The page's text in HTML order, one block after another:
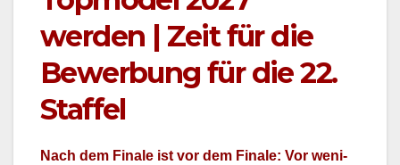
werden | Zeit für die
Bewerbung für die 22.
Staffel
Nach dem Finale ist vor dem Finale: Vor weni­